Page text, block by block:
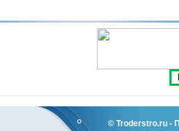
© Troderstro.ru-